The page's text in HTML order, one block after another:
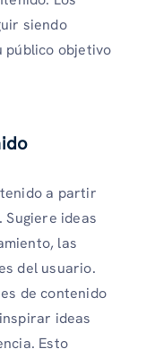
siendo
público objetivo
a partir
ideas
las
del usuario.
de contenido
ideas
Esto